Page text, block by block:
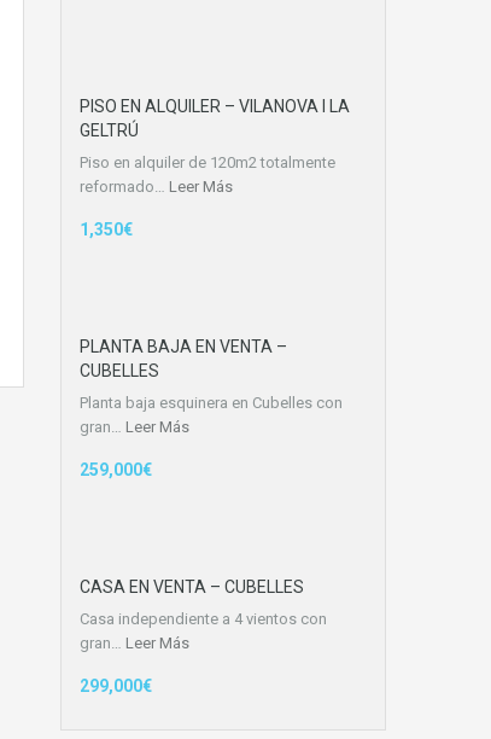
PISO EN ALQUILER – VILANOVA I LA
GELTRÚ
Piso en alquiler de 120m2 totalmente
reformado… Leer Más
1,350€
PLANTA BAJA EN VENTA –
CUBELLES
Planta baja esquinera en Cubelles con
gran… Leer Más
259,000€
CASA EN VENTA – CUBELLES
Casa independiente a 4 vientos con
gran… Leer Más
299,000€